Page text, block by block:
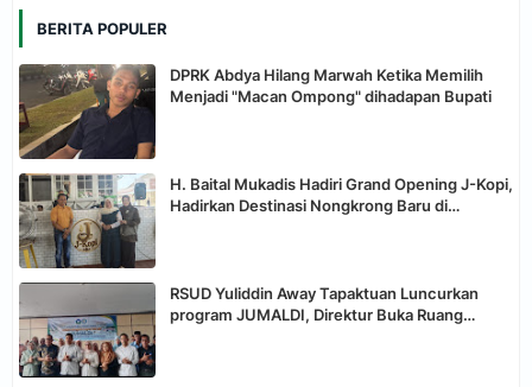
BERITA POPULER
DPRK Abdya Hilang Marwah Ketika Memilih
Menjadi "Macan Ompong" dihadapan Bupati
H. Baital Mukadis Hadiri Grand Opening J-Kopi,
Hadirkan Destinasi Nongkrong Baru di
RSUD Yuliddin Away Tapaktuan Luncurkan
program JUMALDI, Direktur Buka Ruang